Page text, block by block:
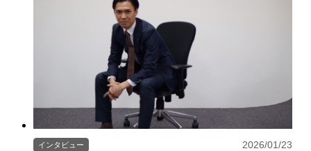
インタビュー 2026/01/23